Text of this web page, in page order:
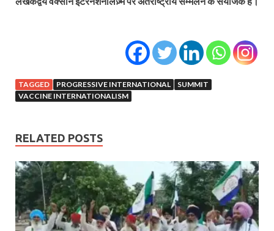
TAGGED PROGRESSIVE INTERNATIONAL
SUMMIT
VACCINE INTERNATIONALISM
RELATED POSTS